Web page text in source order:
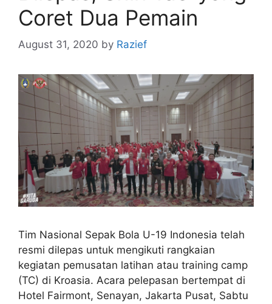
Coret Dua Pemain
August 31, 2020 by Razief
Tim Nasional Sepak Bola U-19 Indonesia telah
resmi dilepas untuk mengikuti rangkaian
kegiatan pemusatan latihan atau training camp
(TC) di Kroasia. Acara pelepasan bertempat di
Hotel Fairmont, Senayan, Jakarta Pusat, Sabtu